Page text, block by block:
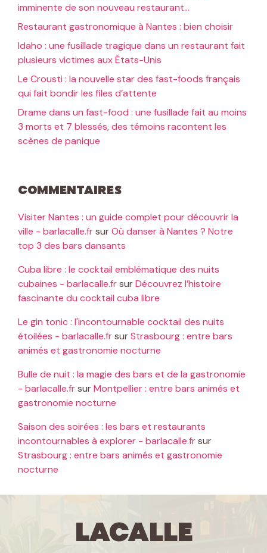
imminente de son nouveau restaurant…
Restaurant gastronomique à Nantes : bien choisir
Idaho : une fusillade tragique dans un restaurant fait
plusieurs victimes aux États-Unis
Le Crousti : la nouvelle star des fast-foods français
qui fait bondir les files d’attente
Drame dans un fast-food : une fusillade fait au moins
3 morts et 7 blessés, des témoins racontent les
scènes de panique
Commentaires
Visiter Nantes : un guide complet pour découvrir la
ville - barlacalle.frsurOù danser à Nantes ? Notre
top 3 des bars dansants
Cuba libre : le cocktail emblématique des nuits
cubaines - barlacalle.frsurDécouvrez l’histoire
fascinante du cocktail cuba libre
Le gin tonic : l'incontournable cocktail des nuits
étoilées - barlacalle.frsurStrasbourg : entre bars
animés et gastronomie nocturne
Bulle de nuit : la magie des bars et de la gastronomie
- barlacalle.frsurMontpellier : entre bars animés et
gastronomie nocturne
Saison des soirées : les bars et restaurants
incontournables à explorer - barlacalle.frsur
Strasbourg : entre bars animés et gastronomie
nocturne
LaCalle